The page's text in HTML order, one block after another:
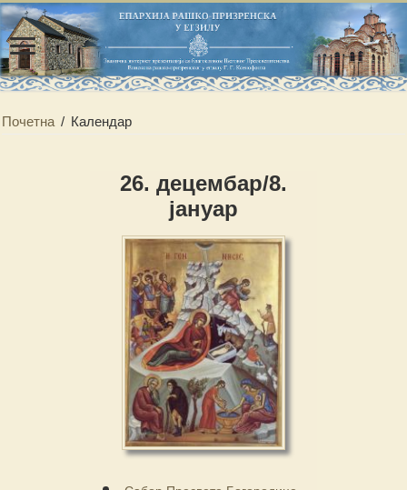
Почетна / Календар
26. децембар/8.
јануар